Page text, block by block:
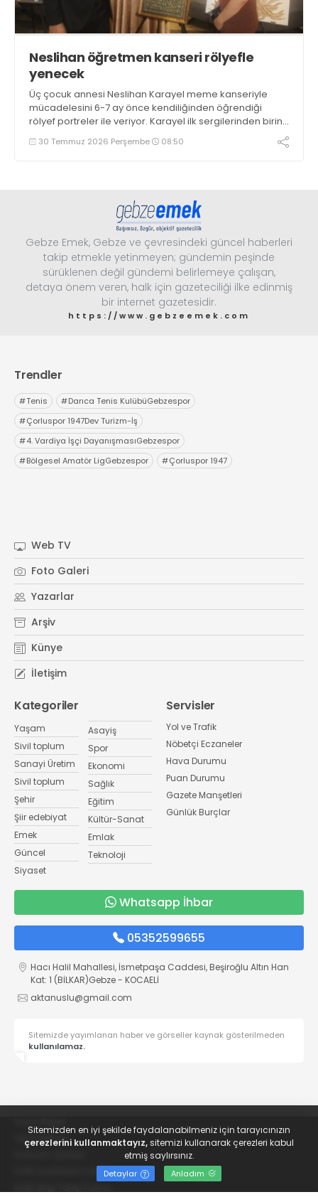
Neslihan öğretmen kanseri rölyefle
yenecek
Üç çocuk annesi Neslihan Karayel meme kanseriyle
mücadelesini 6-7 ay önce kendiliğinden öğrendiği
rölyef portreler ile veriyor. Karayel ilk sergilerinden birini
GTO’da açarak eserlerini görücüye çıkardı
30 Temmuz 2026 Perşembe 08:50
Gebze Emek, Gebze ve çevresindeki güncel haberleri
takip etmekle yetinmeyen; gündemin peşinde
sürüklenen değil gündemi belirlemeye çalışan,
detaya önem veren, halk için gazeteciliği ilke edinmiş
bir internet gazetesidir.
https://www.gebzeemek.com
Trendler
#Tenis #Darıca Tenis KulübüGebzespor
#Çorluspor 1947Dev Turizm-İş
#4. Vardiya İşçi DayanışmasıGebzespor
#Bölgesel Amatör LigGebzespor #Çorluspor 1947
Web TV
Foto Galeri
Yazarlar
Arşiv
Künye
İletişim
Kategoriler
Yaşam
Sivil toplum
Sanayi Üretim
Sivil toplum
Şehir
Şiir edebiyat
Emek
Güncel
Siyaset
Asayiş
Spor
Ekonomi
Sağlık
Eğitim
Kültür-Sanat
Emlak
Teknoloji
Servisler
Yol ve Trafik
Nöbetçi Eczaneler
Hava Durumu
Puan Durumu
Gazete Manşetleri
Günlük Burçlar
Whatsapp İhbar
05352599655
Hacı Halil Mahallesi, İsmetpaşa Caddesi, Beşiroğlu Altın Han
Kat: 1 (BİLKAR)Gebze - KOCAELİ
aktanuslu@gmail.com
Sitemizde yayımlanan haber ve görseller kaynak gösterilmeden
kullanılamaz.
Veri Politikası
KVKK Aydınlatma Metni
Sitemizden en iyi şekilde faydalanabilmeniz için tarayıcınızın
çerezlerini kullanmaktayız,sitemizi kullanarak çerezleri kabul
etmiş saylırsınız.
Detaylar Anladım